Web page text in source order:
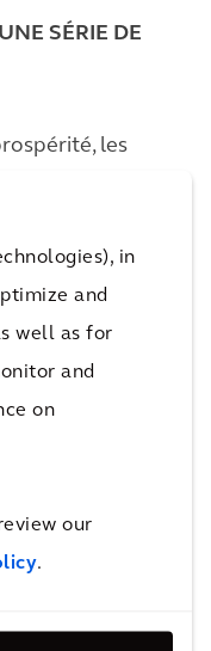
in
and
well as for
and
on
our
.
SÉRIE DE
les
que les villes
d'entre elles ne
logements
aux
du